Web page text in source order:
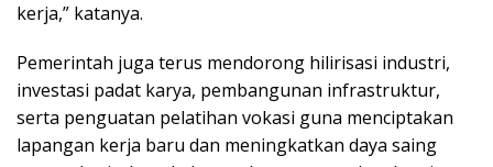
kerja,” katanya.
Pemerintah juga terus mendorong hilirisasi industri,
investasi padat karya, pembangunan infrastruktur,
serta penguatan pelatihan vokasi guna menciptakan
lapangan kerja baru dan meningkatkan daya saing